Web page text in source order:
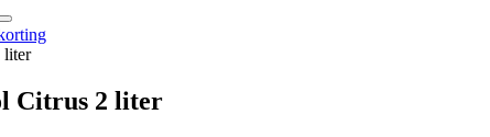
Citrus 2 liter